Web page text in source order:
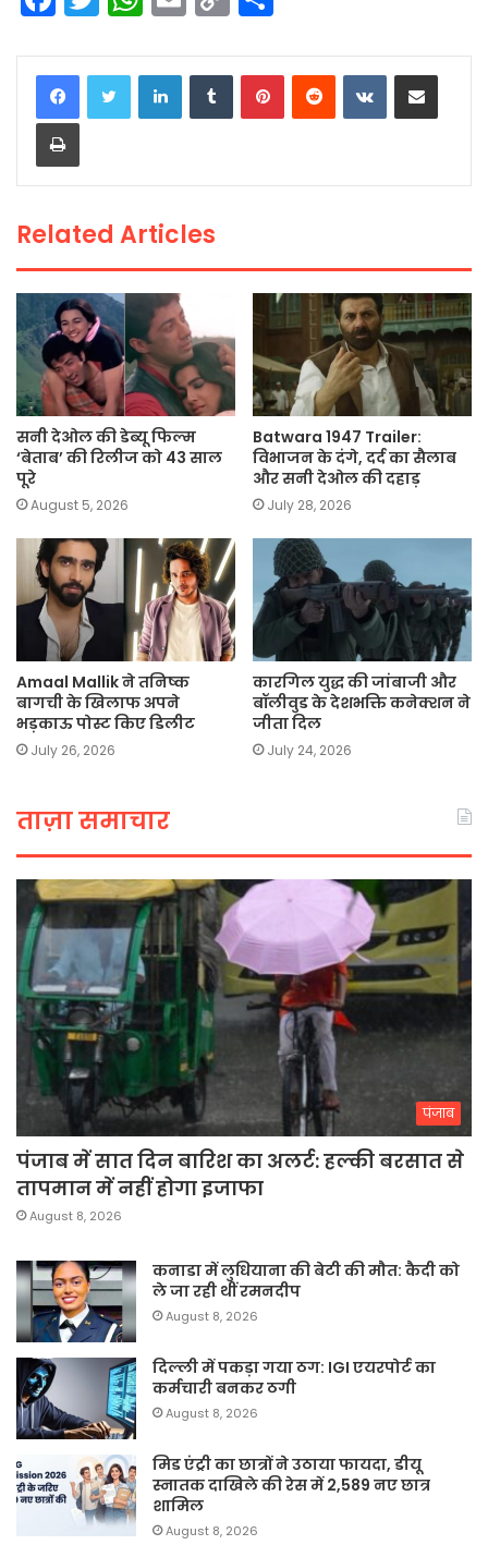
a
c
e
b
o
k
w
itt
er
h
a
ts
p
m
ai
o
p
n
ar
LinkedInTumblrPinterestReddit VKontakteShare via Email
Print
Related Articles
सनी देओल की डेब्यू फिल्म
‘बेताब’ की रिलीज को 43 साल
पूरे
August 5, 2026
Batwara 1947 Trailer:
विभाजन के दंगे, दर्द का सैलाब
और सनी देओल की दहाड़
July 28, 2026
Amaal Mallik ने तनिष्क
बागची के खिलाफ अपने
भड़काऊ पोस्ट किए डिलीट
July 26, 2026
कारगिल युद्ध की जांबाजी और
बॉलीवुड के देशभक्ति कनेक्शन ने
जीता दिल
July 24, 2026
ताज़ा समाचार
पंजाब
पंजाब में सात दिन बारिश का अलर्ट: हल्की बरसात से
तापमान में नहीं होगा इजाफा
August 8, 2026
कनाडा में लुधियाना की बेटी की माैत: कैदी को
ले जा रही थीं रमनदीप
August 8, 2026
दिल्ली में पकड़ा गया ठग: IGI एयरपोर्ट का
कर्मचारी बनकर ठगी
August 8, 2026
मिड एंट्री का छात्रों ने उठाया फायदा, डीयू
स्नातक दाखिले की रेस में 2,589 नए छात्र
शामिल
August 8, 2026